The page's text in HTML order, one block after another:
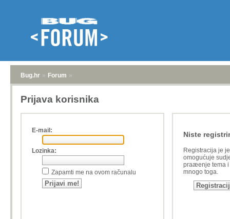
Bug.hr » Forum »
Prijava korisnika
E-mail:
Lozinka:
Zapamti me na ovom računalu
Niste
Registracija je
omogućuje
praæenje tema i
mnogo toga.